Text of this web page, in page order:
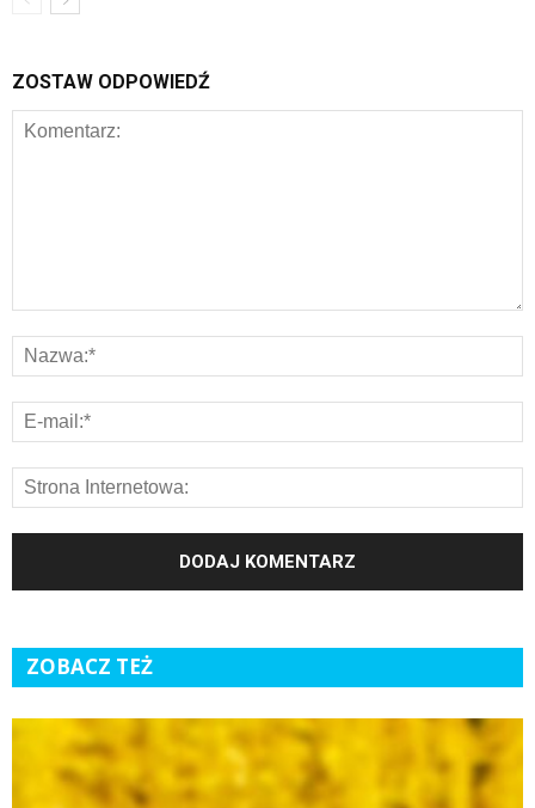
ZOSTAW ODPOWIEDŹ
ZOBACZ TEŻ